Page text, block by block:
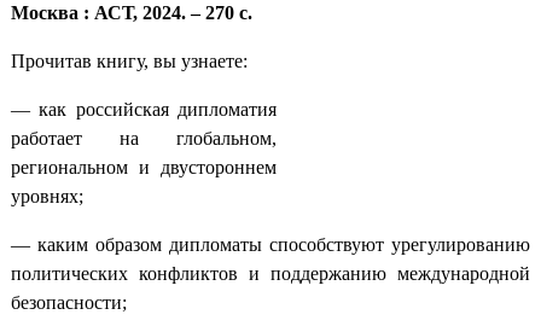
Москва : АСТ, 2024. – 270 с.
Прочитав книгу, вы узнаете:
— как российская дипломатия
работает на глобальном,
региональном и двустороннем
уровнях;
— каким образом дипломаты способствуют урегулированию
политических конфликтов и поддержанию международной
безопасности;